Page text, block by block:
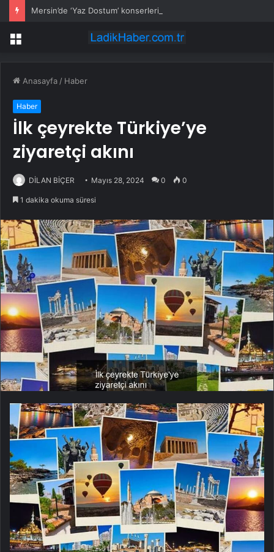
Mersin’de ‘Yaz Dostum’ konserleri coşkuya devam ediyor
Menü
Anasayfa / Haber
Haber
İlk çeyrekte Türkiye’ye
ziyaretçi akını
DİLAN BİÇER Mayıs 28, 2024 0 0
1 dakika okuma süresi